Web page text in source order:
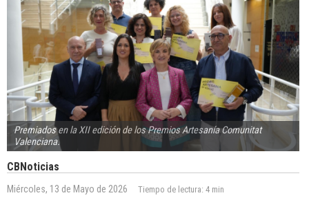
Premiados en la XII edición de los Premios Artesanía Comunitat
Valenciana.
CBNoticias
Miércoles, 13 de Mayo de 2026 Tiempo de lectura: 4 min